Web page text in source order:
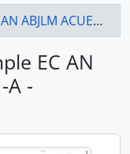
ACUERDOS 0551-A - Acuerdos Legislativos
EC AN
A -